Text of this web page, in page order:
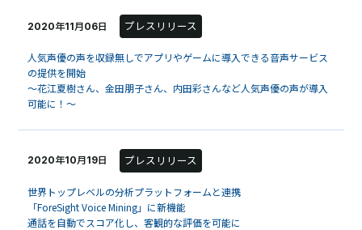
2020年11月06日 プレスリリース
人気声優の声を収録無しでアプリやゲームに導入できる音声サービス
の提供を開始
～花江夏樹さん、金田朋子さん、内田彩さんなど人気声優の声が導入
可能に！～
2020年10月19日 プレスリリース
世界トップレベルの分析プラットフォームと連携
「ForeSight Voice Mining」に新機能
通話を自動でスコア化し、客観的な評価を可能に